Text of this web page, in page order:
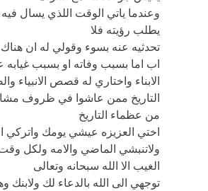
وعندما ياتي الوقت اللذي يسال
يطلب رؤيته فلا
تحدثيه عنه بسوء وقولي له ان هناك
اب اما بسبب وفاته او بسبب
الابناء واختاري له قصص الانبياء
التاريخ ممن عاشوا في ظروف
من عظماء التاريخ
اختي العزيزه عيشي يومك واتركي
ولاتنبشي الماضي والامه ولكل
الغيب الا الله سبحانه وتعالى
توجهي الى الله بالدعاء لك ولابنك